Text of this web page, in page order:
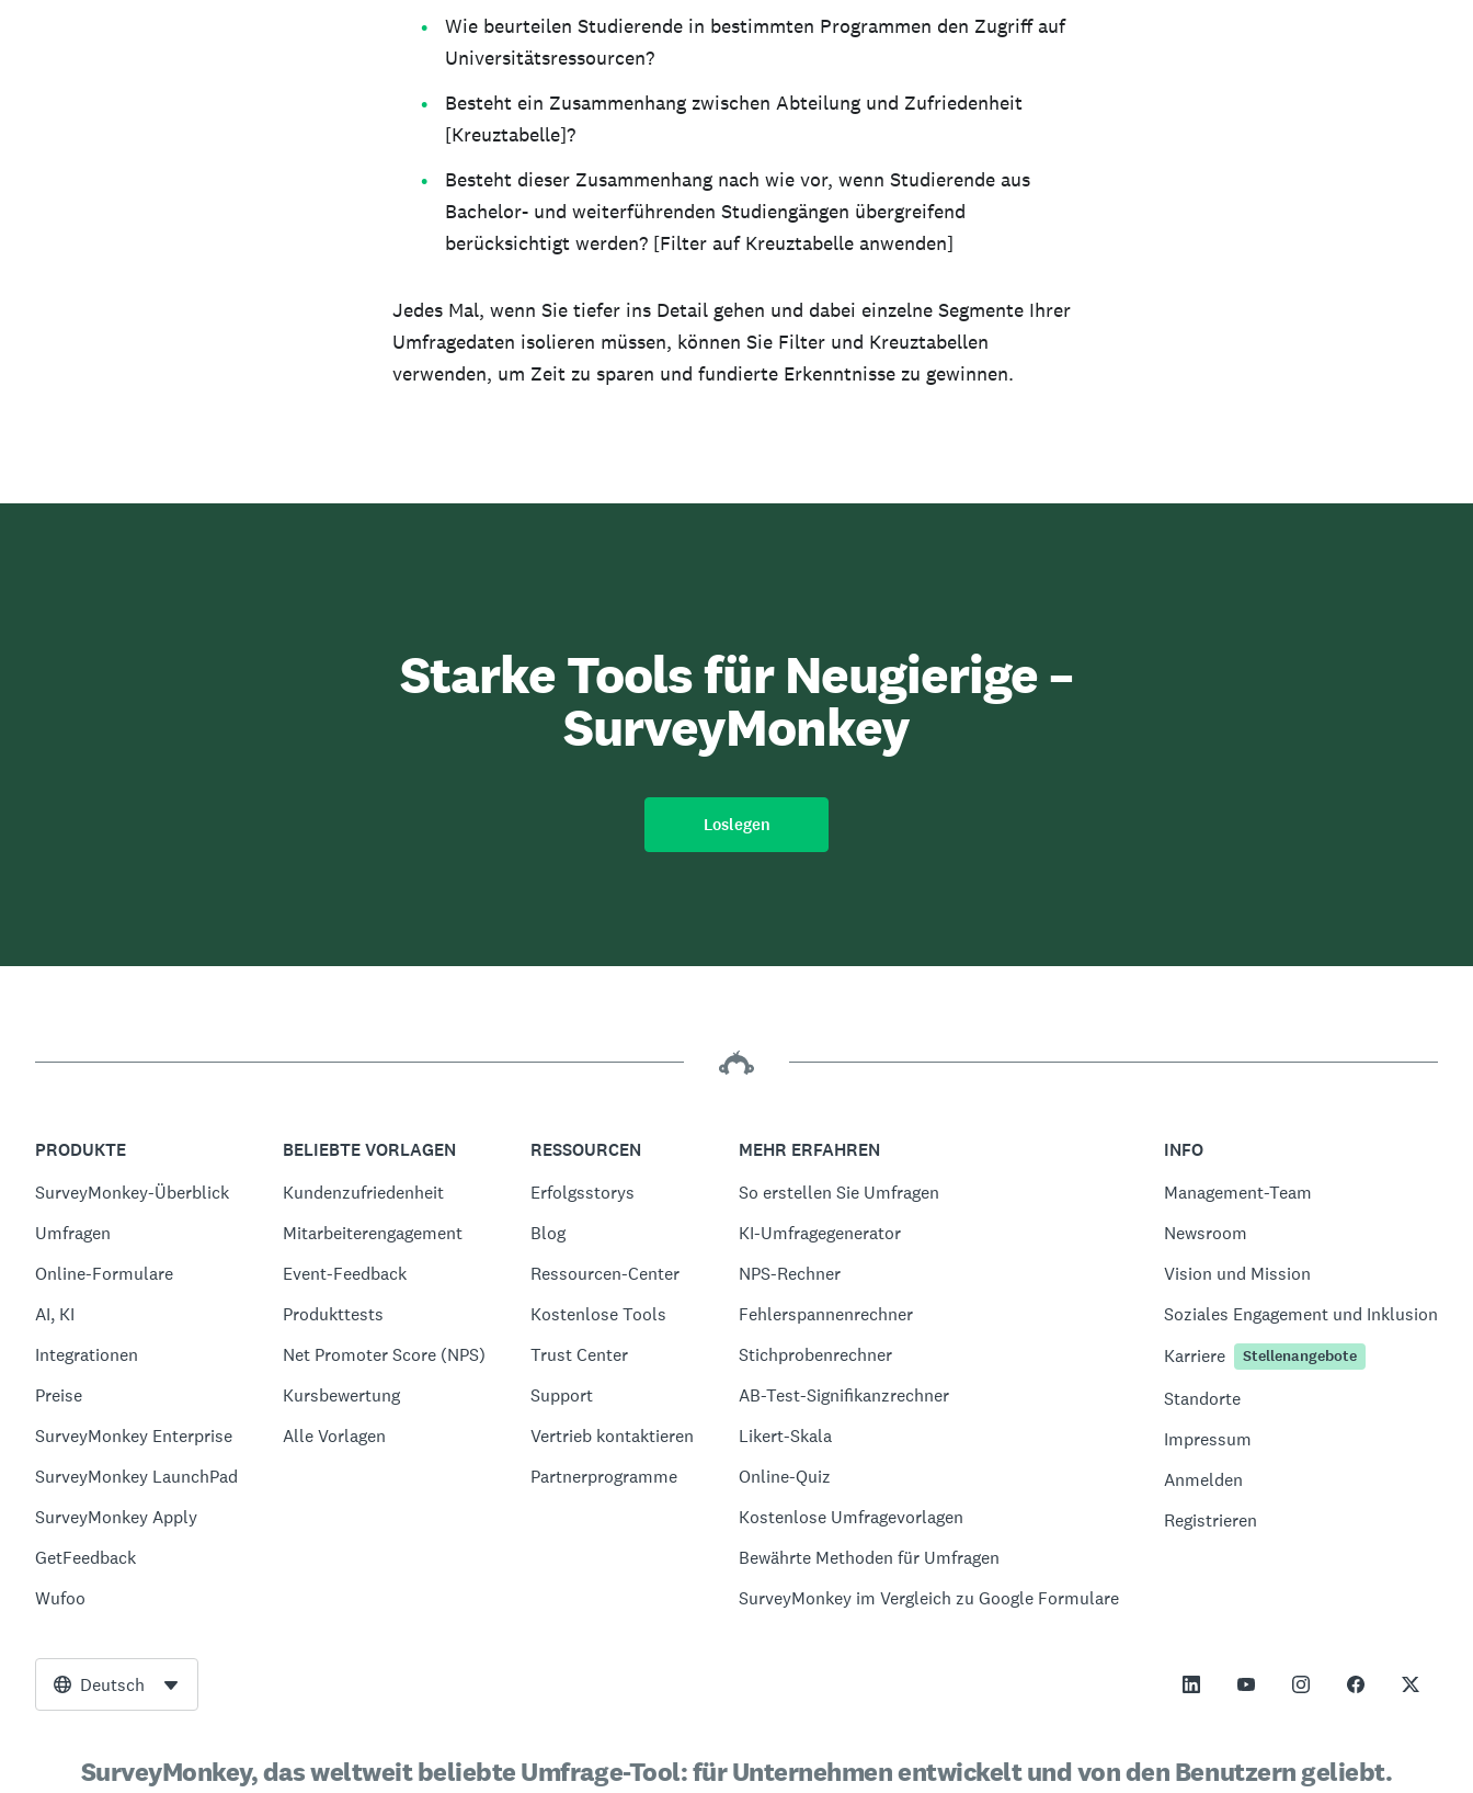
Wie beurteilen Studierende in bestimmten Programmen den Zugriff auf
Universitätsressourcen?
Besteht ein Zusammenhang zwischen Abteilung und Zufriedenheit
[Kreuztabelle]?
Besteht dieser Zusammenhang nach wie vor, wenn Studierende aus
Bachelor- und weiterführenden Studiengängen übergreifend
berücksichtigt werden? [Filter auf Kreuztabelle anwenden]
Jedes Mal, wenn Sie tiefer ins Detail gehen und dabei einzelne Segmente Ihrer
Umfragedaten isolieren müssen, können Sie Filter und Kreuztabellen
verwenden, um Zeit zu sparen und fundierte Erkenntnisse zu gewinnen.
Starke Tools für Neugierige –
SurveyMonkey
Loslegen
PRODUKTE
SurveyMonkey-Überblick
Umfragen
Online-Formulare
AI, KI
Integrationen
Preise
SurveyMonkey Enterprise
SurveyMonkey LaunchPad
SurveyMonkey Apply
GetFeedback
Wufoo
BELIEBTE VORLAGEN
Kundenzufriedenheit
Mitarbeiterengagement
Event-Feedback
Produkttests
Net Promoter Score (NPS)
Kursbewertung
Alle Vorlagen
RESSOURCEN
Erfolgsstorys
Blog
Ressourcen-Center
Kostenlose Tools
Trust Center
Support
Vertrieb kontaktieren
Partnerprogramme
MEHR ERFAHREN
So erstellen Sie Umfragen
KI-Umfragegenerator
NPS-Rechner
Fehlerspannenrechner
Stichprobenrechner
AB-Test-Signifikanzrechner
Likert-Skala
Online-Quiz
Kostenlose Umfragevorlagen
Bewährte Methoden für Umfragen
SurveyMonkey im Vergleich zu Google Formulare
INFO
Management-Team
Newsroom
Vision und Mission
Soziales Engagement und Inklusion
Karriere
Stellenangebote
Standorte
Impressum
Anmelden
Registrieren
Deutsch
SurveyMonkey, das weltweit beliebte Umfrage-Tool: für Unternehmen entwickelt und von den Benutzern geliebt.